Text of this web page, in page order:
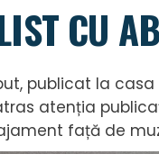
CU
publicat la casa
atenția
față de